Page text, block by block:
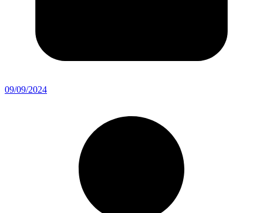
09/09/2024